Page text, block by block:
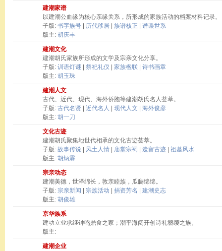
建潮家谱
以建潮公血缘为核心亲缘关系，所形成的家族活动的档案材料记录。
子版: 书字族号 历代移居 族谱核正
谱谍世系
版主: 胡庆丰
建潮文化
建潮胡氏家族所形成的文学及宗亲文化分享。
子版: 训语灯谜 祭祀礼仪 家族楹联
诗书画章
版主: 胡玉珠
建潮人文
古代、近代、现代、海外侨胞等建潮胡氏名人荟萃。
子版: 古代名贤 近代名人 现代人文
海外俊彦
版主: 胡一刀
文化古迹
建潮胡氏聚集地世代相承的文化古迹荟萃。
子版: 故事传说 风土人情 庙堂宗祠 遗留古迹
祖墓风水
版主: 胡炳霖
宗亲动态
建潮美德，世泽绵长，敦亲睦族，瓜瓞绵绵。
子版: 宗亲新闻 宗族活动 捐资芳名
建潮史志
版主: 胡俊雄
京华族系
建功立业承继钟鸣鼎食之家；潮平海阔开创诗礼簪缨之族。
版主:
建潮企业